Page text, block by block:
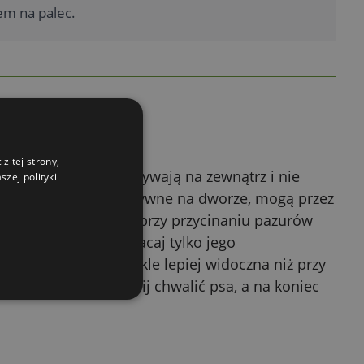
na palec.
które rzadziej przebywają na zewnątrz i nie
które są stale aktywne na dworze, mogą przez
bolesne. Dlatego przy przycinaniu pazurów
części pazura. Skracaj tylko jego
tkanki jest zwykle lepiej widoczna niż przy
nie zapomnij chwalić psa, a na koniec
z tej strony,
polityki